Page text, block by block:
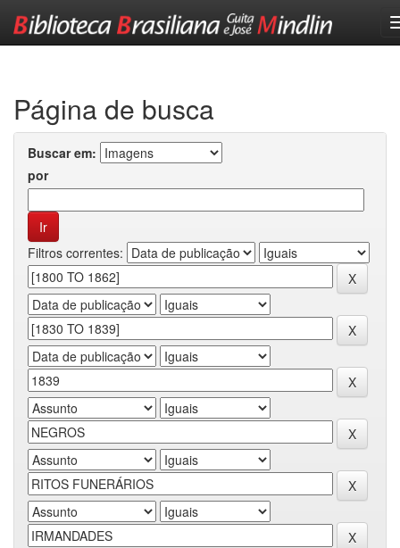
Página de busca
Buscar em:
por
Filtros correntes: